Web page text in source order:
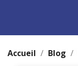
Accueil Blog